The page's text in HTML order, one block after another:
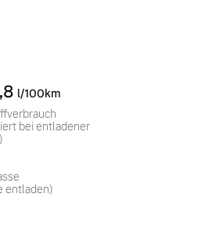
l/100km
bei entladener
entladen)